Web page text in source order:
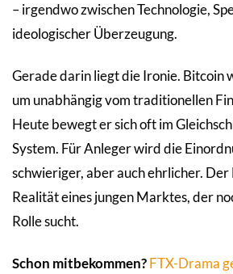
– irgendwo zwischen Technologie,
ideologischer Überzeugung.
Gerade darin liegt die Ironie. Bitcoin
um unabhängig vom traditionellen
Heute bewegt er sich oft im
System. Für Anleger wird die
schwieriger, aber auch ehrlicher.
Realität eines jungen Marktes, der
Rolle sucht.
Schon mitbekommen?FTX-Drama